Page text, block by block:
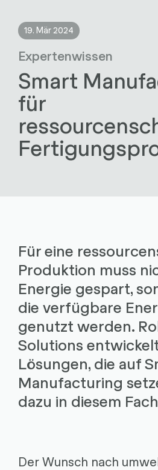
19. Mär 2024
Expertenwissen
Smart
für
Für eine
Produktion muss
Energie gespart,
die verfügbare
genutzt werden.
Solutions
Lösungen, die auf
Manufacturing
dazu in diesem
Der Wunsch nach